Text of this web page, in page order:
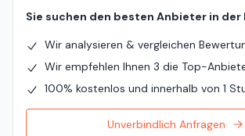
Sie suchen den besten Anbieter in der
Wir analysieren & vergleichen
Wir empfehlen Ihnen 3 die Top-
100% kostenlos und innerhalb von 1
Unverbindlich Anfragen